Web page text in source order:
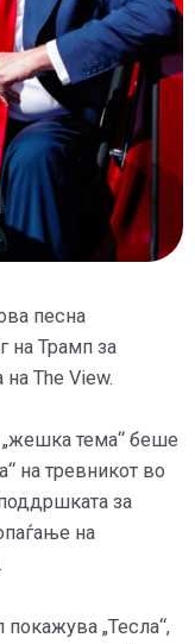
песна
на Трамп за
The View.
„жешка тема“ беше
на тревникот во
за
на
„Тесла“,